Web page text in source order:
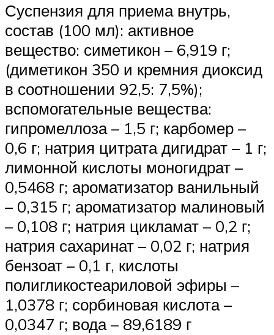
Суспензия для приема внутрь,
состав (100 мл): активное
вещество: симетикон – 6,919 г;
(диметикон 350 и кремния диоксид
в соотношении 92,5: 7,5%);
вспомогательные вещества:
гипромеллоза – 1,5 г; карбомер –
0,6 г; натрия цитрата дигидрат – 1 г;
лимонной кислоты моногидрат –
0,5468 г; ароматизатор ванильный
– 0,315 г; ароматизатор малиновый
– 0,108 г; натрия цикламат – 0,2 г;
натрия сахаринат – 0,02 г; натрия
бензоат – 0,1 г, кислоты
полигликостеариловой эфиры –
1,0378 г; сорбиновая кислота –
0,0347 г; вода – 89,6189 г